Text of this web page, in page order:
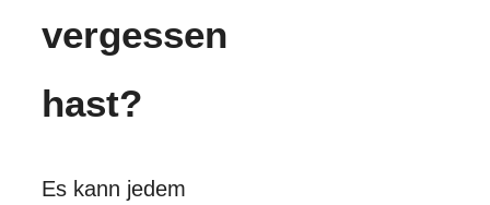
vergessen
hast?
Es kann jedem